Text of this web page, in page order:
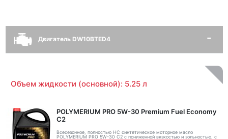
Двигатель DW10BTED4
Объем жидкости (основной): 5.25 л
POLYMERIUM PRO 5W-30 Premium Fuel Economy
С2
Всесезонное, полностью HC синтетическое моторное масло
POLYMERIUM PRO 5W-30 C2 с пониженной вязкостью и зольностью, с